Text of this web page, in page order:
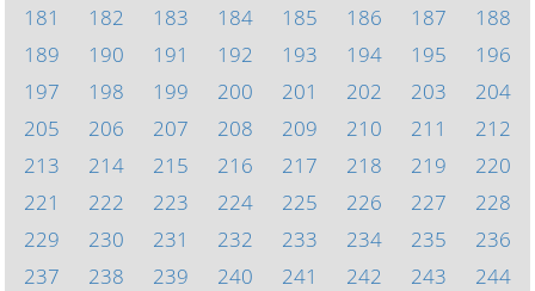
181
182 183 184 185 186 187
188
189
190 191 192 193 194 195
196
197
198 199 200 201 202 203
204
205
206 207 208 209 210 211
212
213
214 215 216 217 218 219
220
221
222 223 224 225 226 227
228
229
230 231 232 233 234 235
236
237
238 239 240 241 242 243
244